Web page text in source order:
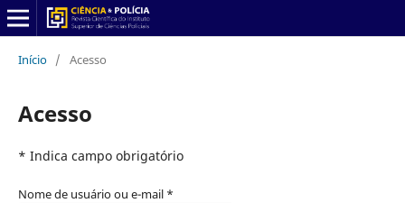
Início / Acesso
Acesso
* Indica campo obrigatório
Nome de usuário ou e-mail *